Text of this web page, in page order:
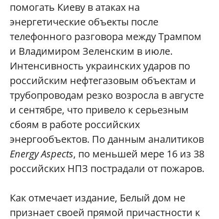
помогать Киеву в атаках на
энергетические объекты после
телефонного разговора между Трампом
и Владимиром Зеленским в июле.
Интенсивность украинских ударов по
российским нефтегазовым объектам и
трубопроводам резко возросла в августе
и сентябре, что привело к серьезным
сбоям в работе российских
энергообъектов. По данным аналитиков
Energy Aspects, по меньшей мере 16 из 38
российских НПЗ пострадали от пожаров.
Как отмечает издание, Белый дом не
признает своей прямой причастности к